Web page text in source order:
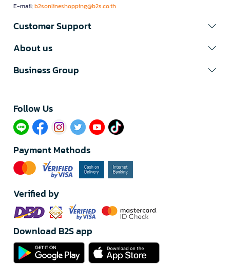
E-mail:b2sonlineshopping@b2s.co.th
Customer Support
About us
Business Group
Follow Us​
Payment Methods
Verified by
Download B2S app